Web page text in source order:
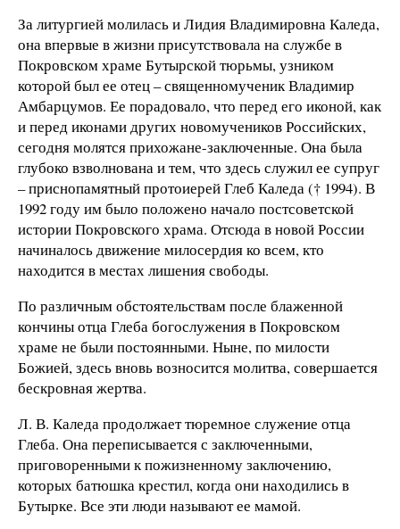
За литургией молилась и Лидия Владимировна Каледа,
она впервые в жизни присутствовала на службе в
Покровском храме Бутырской тюрьмы, узником
которой был ее отец – священномученик Владимир
Амбарцумов. Ее порадовало, что перед его иконой, как
и перед иконами других новомучеников Российских,
сегодня молятся прихожане-заключенные. Она была
глубоко взволнована и тем, что здесь служил ее супруг
– приснопамятный протоиерей Глеб Каледа († 1994). В
1992 году им было положено начало постсоветской
истории Покровского храма. Отсюда в новой России
начиналось движение милосердия ко всем, кто
находится в местах лишения свободы.
По различным обстоятельствам после блаженной
кончины отца Глеба богослужения в Покровском
храме не были постоянными. Ныне, по милости
Божией, здесь вновь возносится молитва, совершается
бескровная жертва.
Л. В. Каледа продолжает тюремное служение отца
Глеба. Она переписывается с заключенными,
приговоренными к пожизненному заключению,
которых батюшка крестил, когда они находились в
Бутырке. Все эти люди называют ее мамой.